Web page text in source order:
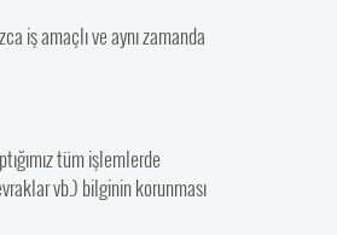
iş amaçlı ve aynı zamanda
tüm işlemlerde
vb.) bilginin korunması